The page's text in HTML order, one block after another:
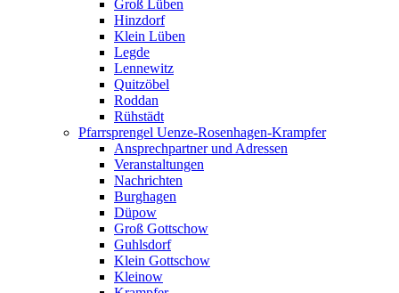
Groß Lüben
Hinzdorf
Klein Lüben
Legde
Lennewitz
Quitzöbel
Roddan
Rühstädt
Pfarrsprengel Uenze-Rosenhagen-Krampfer
Ansprechpartner und Adressen
Veranstaltungen
Nachrichten
Burghagen
Düpow
Groß Gottschow
Guhlsdorf
Klein Gottschow
Kleinow